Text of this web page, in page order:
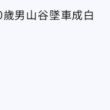
男山谷墜車成白